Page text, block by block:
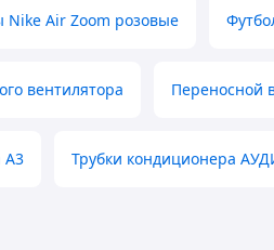
Nike Air Zoom розовые
вентилятора Переносной
А3 Трубки кондиционера